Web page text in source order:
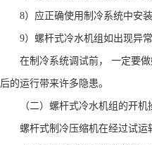
8）应正确使用制冷系统中安
9）螺杆式冷水机组如出现异
在制冷系统调试前， 一定要
后的运行带来许多隐患。
（二）螺杆式冷水机组的开机
螺杆式制冷压缩机在经过试运